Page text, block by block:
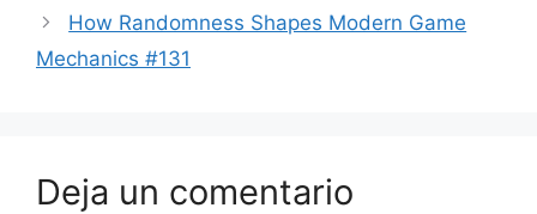
How Randomness Shapes Modern Game
Mechanics #131
Deja un comentario